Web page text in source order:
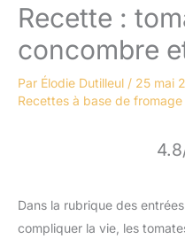
Recette :
concombre
Par Élodie Dutilleul / 25 mai
Recettes à base de fromage
Dans la rubrique des
compliquer la vie, les